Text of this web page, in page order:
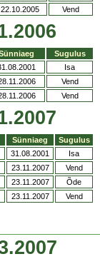
22.10.2005 Vend
Sugulus
Isa
Vend
Vend
Sünniaeg
Sugulus
31.08.2001
Isa
23.11.2007
Vend
23.11.2007
Õde
23.11.2007 Vend